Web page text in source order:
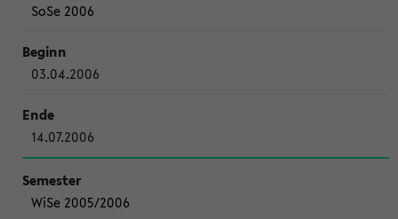
SoSe 2006
03.04.2006
14.07.2006
WiSe 2005/2006